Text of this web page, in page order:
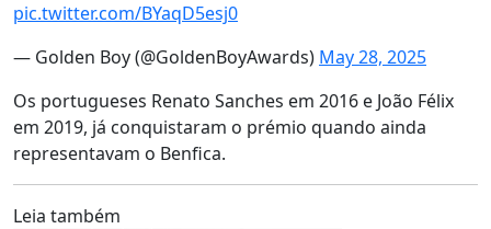
pic.twitter.com/BYaqD5esj0
— Golden Boy (@GoldenBoyAwards) May 28, 2025
Os portugueses Renato Sanches em 2016 e João Félix
em 2019, já conquistaram o prémio quando ainda
representavam o Benfica.
Leia também